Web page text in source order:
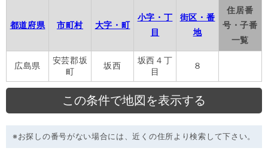
都道府県 市町村 大字・町
小字・丁
目
街区・番
地
住居番
号・子番
一覧
広島県
安芸郡坂
町
坂西
坂西４丁
目
８
※お探しの番号がない場合には、近くの住所より検索して下さい。